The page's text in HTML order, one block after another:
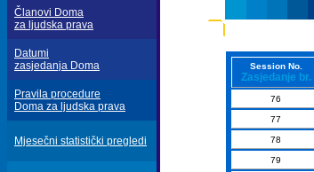
Članovi Doma
za ljudska prava
Datumi
zasjedanja Doma
Pravila procedure
Doma za ljudska prava
Mjesečni statistički pregledi
Session No.
Zasjedanje br.
76
77
78
79